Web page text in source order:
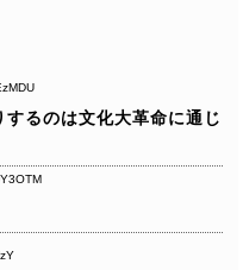
るのは文化大革命に通じ